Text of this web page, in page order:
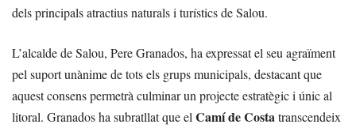
dels principals atractius naturals i turístics de Salou.
L’alcalde de Salou, Pere Granados, ha expressat el seu agraïment
pel suport unànime de tots els grups municipals, destacant que
aquest consens permetrà culminar un projecte estratègic i únic al
litoral. Granados ha subratllat que el Camí de Costatranscendeix